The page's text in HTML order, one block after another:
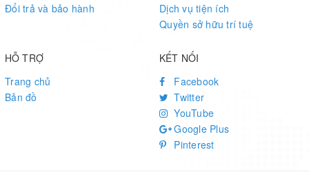
Led vietnic chuyên cung cấp đèn led quảng cáo tại Đà
Nẵng, cung cấp các loại LED chuyên thi công quảng cáo
Đổi trả và bảo hành
Dịch vụ tiện ích
Quyền sở hữu trí tuệ
HỖ TRỢ
Trang chủ
Bản đồ
KẾT NỐI
Facebook
Twitter
YouTube
Google Plus
Pinterest